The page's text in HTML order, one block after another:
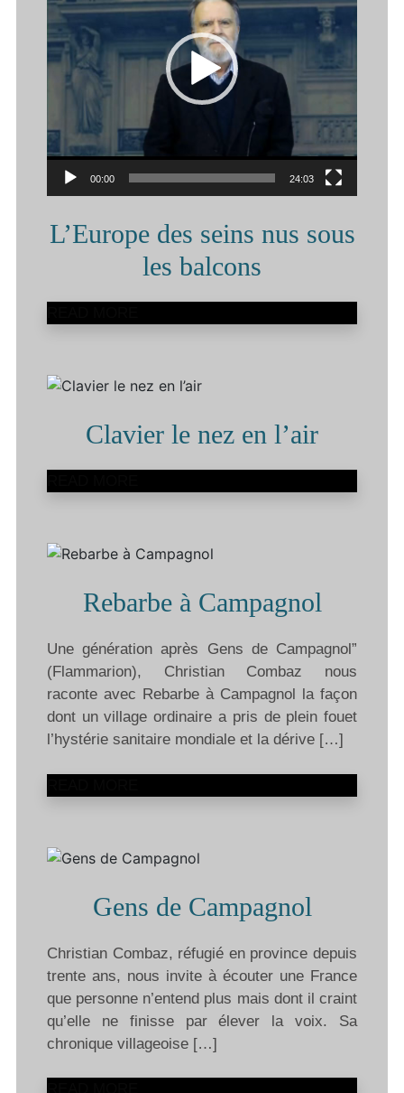
00:00 24:03
L’Europe des seins nus sous
les balcons
Clavier le nez en l’air
Rebarbe à Campagnol
Une génération après Gens de Campagnol”
(Flammarion), Christian Combaz nous
raconte avec Rebarbe à Campagnol la façon
dont un village ordinaire a pris de plein fouet
l’hystérie sanitaire mondiale et la dérive […]
Gens de Campagnol
Christian Combaz, réfugié en province depuis
trente ans, nous invite à écouter une France
que personne n’entend plus mais dont il craint
qu’elle ne finisse par élever la voix. Sa
chronique villageoise […]